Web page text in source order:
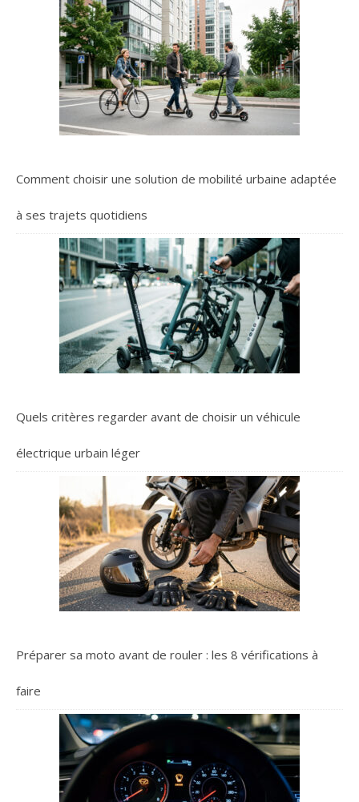
Comment choisir une solution de mobilité urbaine adaptée
à ses trajets quotidiens
Quels critères regarder avant de choisir un véhicule
électrique urbain léger
Préparer sa moto avant de rouler : les 8 vérifications à
faire